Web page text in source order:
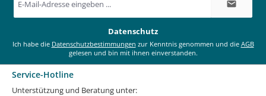
Mail-
Datenschutz
Ich habe die Datenschutzbestimmungen zur Kenntnis genommen und die AGB
gelesen und bin mit ihnen einverstanden.
Service-Hotline
Unterstützung und Beratung unter: